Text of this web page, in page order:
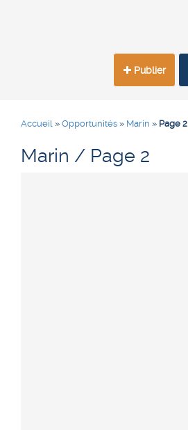
Publier
Accueil » Opportunités » Marin » Page 2
Marin / Page 2